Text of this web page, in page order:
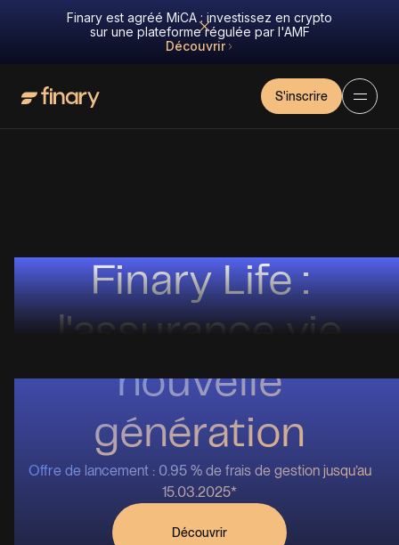
Finary est agréé MiCA : investissez en crypto
sur une plateforme régulée par l'AMF
Découvrir
S'inscrire
Finary Life :
l'assurance vie
nouvelle
génération
Offre de lancement : 0.95 % de frais de gestion jusqu’au
15.03.2025*
Découvrir